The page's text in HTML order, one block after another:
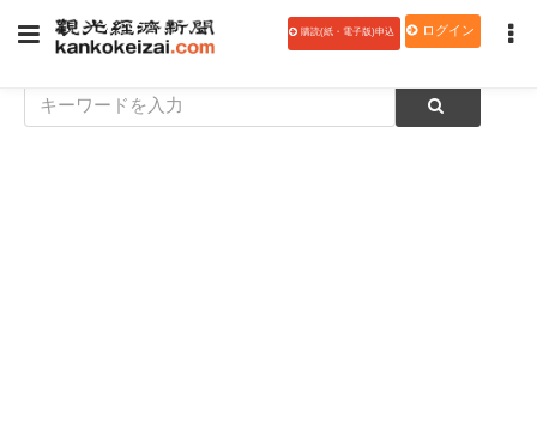
購読(紙・電子版)申込 ログイン